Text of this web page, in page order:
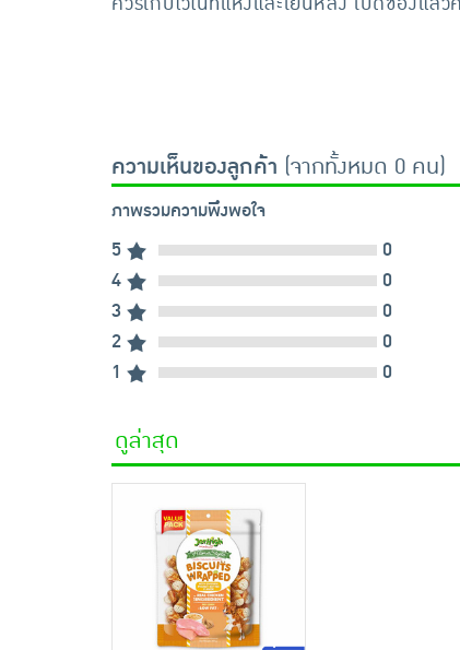
ความเห็นของลูกค้า (จากทั้งหมด 0 คน)
ภาพรวมความพึงพอใจ
5
0
4
0
3
0
2
0
1
0
ดูล่าสุด